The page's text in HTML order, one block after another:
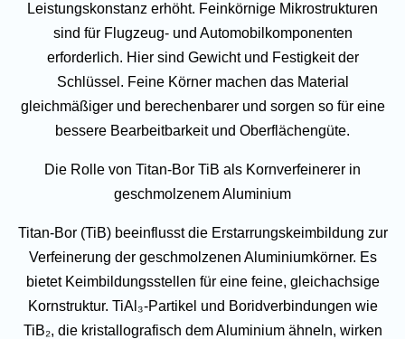
Leistungskonstanz erhöht. Feinkörnige Mikrostrukturen
sind für Flugzeug- und Automobilkomponenten
erforderlich. Hier sind Gewicht und Festigkeit der
Schlüssel. Feine Körner machen das Material
gleichmäßiger und berechenbarer und sorgen so für eine
bessere Bearbeitbarkeit und Oberflächengüte.
Die Rolle von Titan-Bor TiB als Kornverfeinerer in
geschmolzenem Aluminium
Titan-Bor (TiB) beeinflusst die Erstarrungskeimbildung zur
Verfeinerung der geschmolzenen Aluminiumkörner. Es
bietet Keimbildungsstellen für eine feine, gleichachsige
Kornstruktur. TiAl₃-Partikel und Boridverbindungen wie
TiB₂, die kristallografisch dem Aluminium ähneln, wirken